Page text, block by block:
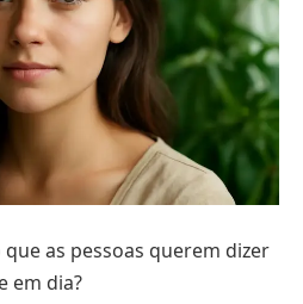
as pessoas querem dizer
em dia?